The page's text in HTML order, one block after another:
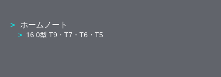
ホームノート
16.0型 T9・T7・T6・T5